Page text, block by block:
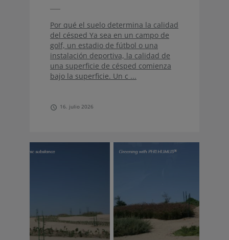
máxima calidad
Por qué el suelo determina la calidad
del césped Ya sea en un campo de
golf, un estadio de fútbol o una
instalación deportiva, la calidad de
una superficie de césped comienza
bajo la superficie. Un c ...
16. julio 2026